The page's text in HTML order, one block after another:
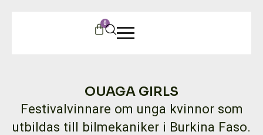
0
OUAGA GIRLS
Festivalvinnare om unga kvinnor som
utbildas till bilmekaniker i Burkina Faso.